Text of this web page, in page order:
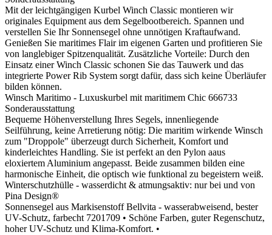
Mit der leichtgängigen Kurbel Winch Classic montieren wir
originales Equipment aus dem Segelbootbereich. Spannen und
verstellen Sie Ihr Sonnensegel ohne unnötigen Kraftaufwand.
Genießen Sie maritimes Flair im eigenen Garten und profitieren Sie
von langlebiger Spitzenqualität. Zusätzliche Vorteile: Durch den
Einsatz einer Winch Classic schonen Sie das Tauwerk und das
integrierte Power Rib System sorgt dafür, dass sich keine Überläufer
bilden können.
Winsch Maritimo - Luxuskurbel mit maritimem Chic 666733
Sonderausstattung
Bequeme Höhenverstellung Ihres Segels, innenliegende
Seilführung, keine Arretierung nötig: Die maritim wirkende Winsch
zum "Droppole" überzeugt durch Sicherheit, Komfort und
kinderleichtes Handling. Sie ist perfekt an den Pylon aaus
eloxiertem Aluminium angepasst. Beide zusammen bilden eine
harmonische Einheit, die optisch wie funktional zu begeistern weiß.
Winterschutzhülle - wasserdicht & atmungsaktiv: nur bei und von
Pina Design®
Sonnensegel aus Markisenstoff Bellvita - wasserabweisend, bester
UV-Schutz, farbecht 7201709 • Schöne Farben, guter Regenschutz,
hoher UV-Schutz und Klima-Komfort. •